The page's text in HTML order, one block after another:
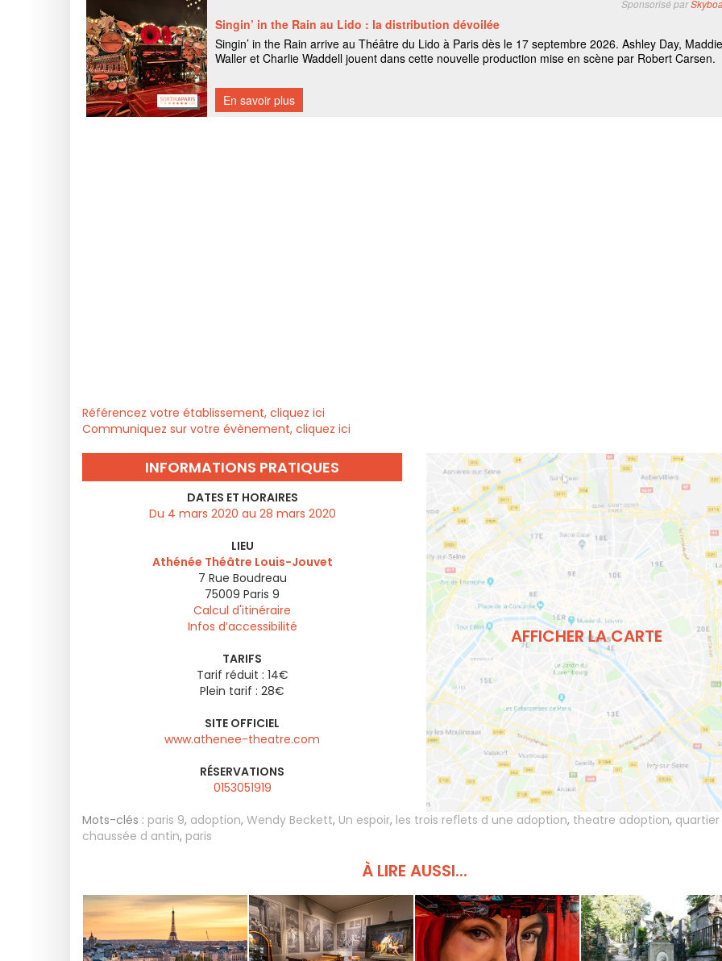
Référencez votre établissement, cliquez ici
Communiquez sur votre évènement, cliquez ici
INFORMATIONS PRATIQUES
DATES ET HORAIRES
Du 4 mars 2020 au 28 mars 2020
LIEU
Athénée Théâtre Louis-Jouvet
7 Rue Boudreau
75009 Paris 9
Calcul d'itinéraire
Infos d’accessibilité
TARIFS
Tarif réduit : 14€
Plein tarif : 28€
SITE OFFICIEL
www.athenee-theatre.com
RÉSERVATIONS
0153051919
AFFICHER LA CARTE
Mots-clés : paris 9, adoption, Wendy Beckett, Un espoir, les trois reflets d une adoption, theatre adoption, quartier
chaussée d antin, paris
À LIRE AUSSI...